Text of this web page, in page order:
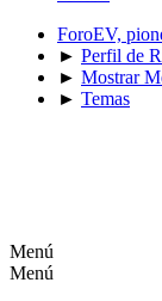
ForoEV,
► Perfil de
► Mostrar
► Temas
Menú
Menú